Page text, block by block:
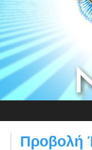
Προβολή